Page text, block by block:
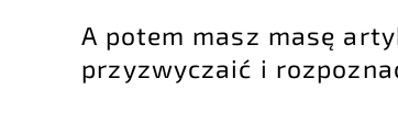
A potem masz masę
przyzwyczaić i